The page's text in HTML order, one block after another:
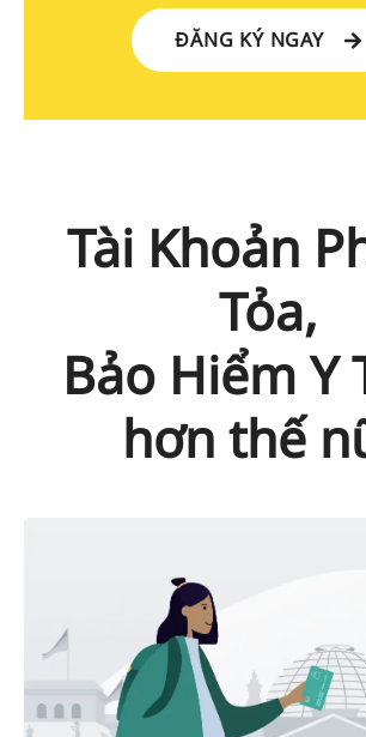
ĐĂNG KÝ NGAY
Tài Khoản
Tỏa,
Bảo Hiểm Y
hơn thế